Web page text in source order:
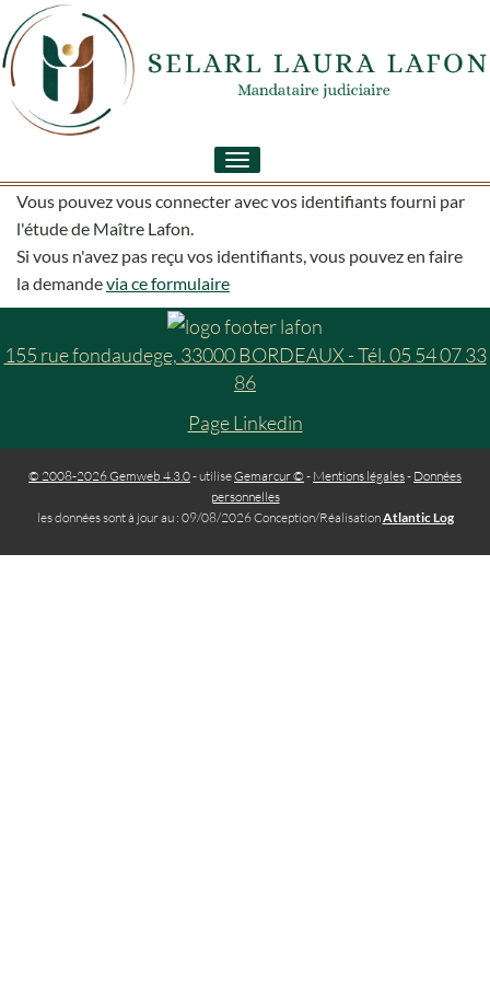
Toggle
navigation
Vous pouvez vous connecter avec vos identifiants fourni par
l'étude de Maître Lafon.
Si vous n'avez pas reçu vos identifiants, vous pouvez en faire
la demandevia ce formulaire
155 rue fondaudege, 33000 BORDEAUX - Tél. 05 54 07 33
86
Page Linkedin
© 2008-2026 Gemweb 4.3.0- utiliseGemarcur © - Mentions légales- Données
personnelles
les données sont à jour au : 09/08/2026 Conception/RéalisationAtlantic Log